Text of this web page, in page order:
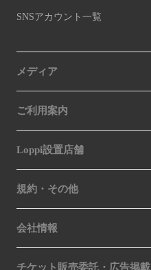
SNSアカウント一覧
メディア
ご利用案内
Loppi設置店舗
規約・その他
会社情報
チケット販売委託・広告掲載